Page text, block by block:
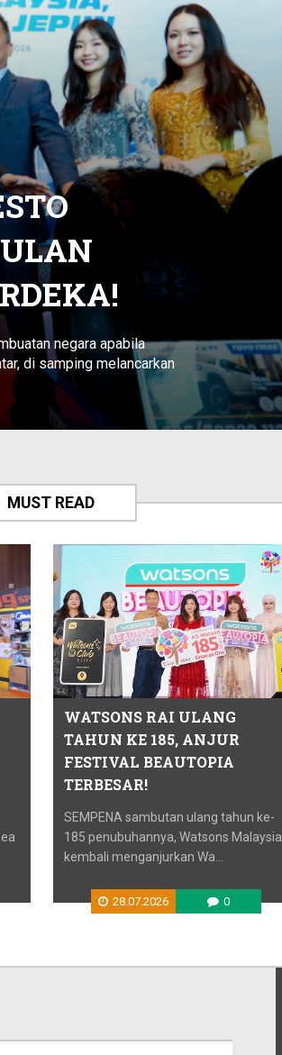
negara apabila
di samping melancarkan
MUST READ
WATSONS RAI ULANG
TAHUN KE 185, ANJUR
FESTIVAL BEAUTOPIA
TERBESAR!
SEMPENA sambutan ulang tahun ke-
185 penubuhannya, Watsons Malaysia
kembali menganjurkan Wa...
28.07.2026 0